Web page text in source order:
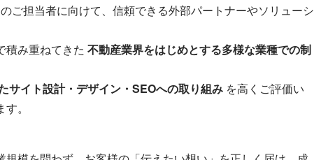
ご担当者に向けて、信頼できる外部パートナーやソリューシ
積み重ねてきた 不動産業界をはじめとする多様な業種での制
サイト設計・デザイン・SEOへの取り組み を高くご評価い
。